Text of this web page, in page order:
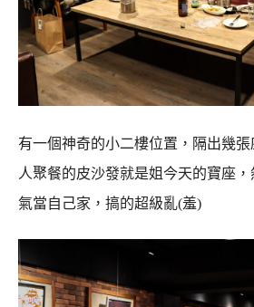
有一個神奇的小二樓位置，隔出幾
人聚餐的皮沙發就是姐今天的寶座
氣當自己家，搞的超級亂(羞)